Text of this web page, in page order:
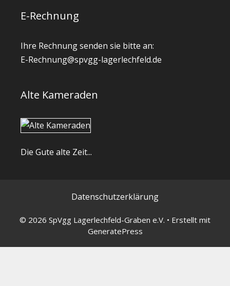
E-Rechnung
Ihre Rechnung senden sie bitte an:
E-Rechnung@spvgg-lagerlechfeld.de
Alte Kameraden
Die Gute alte Zeit...
Datenschutzerklärung
© 2026 SpVgg Lagerlechfeld-Graben e.V. • Erstellt mit
GeneratePress